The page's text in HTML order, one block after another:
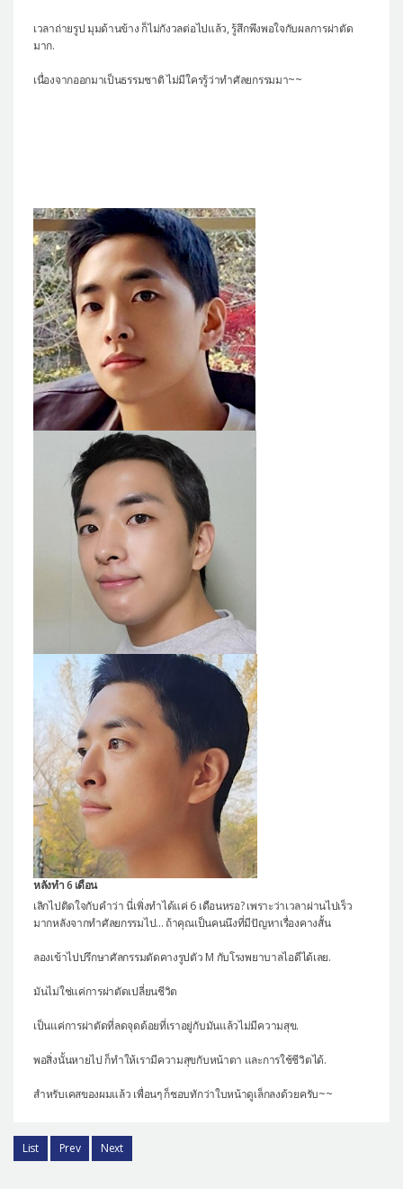
เวลาถ่ายรูป มุมด้านข้าง ก็ไม่กังวลต่อไปแล้ว, รู้สึกพึงพอใจกับผลการผ่าตัด
มาก.
เนื่องจากออกมาเป็นธรรมชาติ ไม่มีใครรู้ว่าทำศัลยกรรมมา~~
หลังทำ 6 เดือน
เลิกไปติดใจกับคำว่า นี่เพิ่งทำได้แค่ 6 เดือนหรอ? เพราะว่าเวลาผ่านไปเร็ว
มากหลังจากทำศัลยกรรมไป... ถ้าคุณเป็นคนนึงที่มีปัญหาเรื่องคางสั้น
ลองเข้าไปปรึกษาศัลกรรมตัดคางรูปตัว M กับโรงพยาบาลไอดีได้เลย.
มันไม่ใช่แค่การผ่าตัดเปลี่ยนชีวิต
เป็นแค่การผ่าตัดที่ลดจุดด้อยที่เราอยู่กับมันแล้วไม่มีความสุข.
พอสิ่งนั้นหายไป ก็ทำให้เรามีความสุขกับหน้าตา และการใช้ชีวิตได้.
สำหรับเคสของผมแล้ว เพื่อนๆ ก็ชอบทักว่าใบหน้าดูเล็กลงด้วยครับ~~
List Prev Next